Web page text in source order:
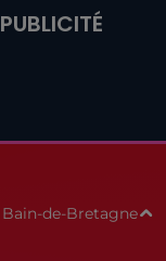
PUBLICITÉ
Bain-de-Bretagne